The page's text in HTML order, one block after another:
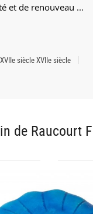
et de renouveau ...
siècle XVIIe siècle
de Raucourt